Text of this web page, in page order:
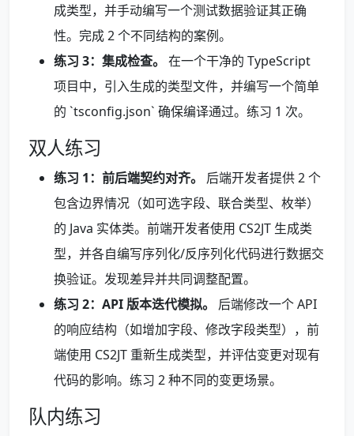
成类型，并手动编写一个测试数据验证其正确
性。完成 2 个不同结构的案例。
练习 3：集成检查。 在一个干净的 TypeScript
项目中，引入生成的类型文件，并编写一个简单
的 `tsconfig.json` 确保编译通过。练习 1 次。
双人练习
练习 1：前后端契约对齐。
后端开发者提供 2 个
包含边界情况（如可选字段、联合类型、枚举）
的 Java 实体类。前端开发者使用 CS2JT 生成类
型，并各自编写序列化/反序列化代码进行数据交
换验证。发现差异并共同调整配置。
练习 2：API 版本迭代模拟。
后端修改一个 API
的响应结构（如增加字段、修改字段类型），前
端使用 CS2JT 重新生成类型，并评估变更对现有
代码的影响。练习 2 种不同的变更场景。
队内练习